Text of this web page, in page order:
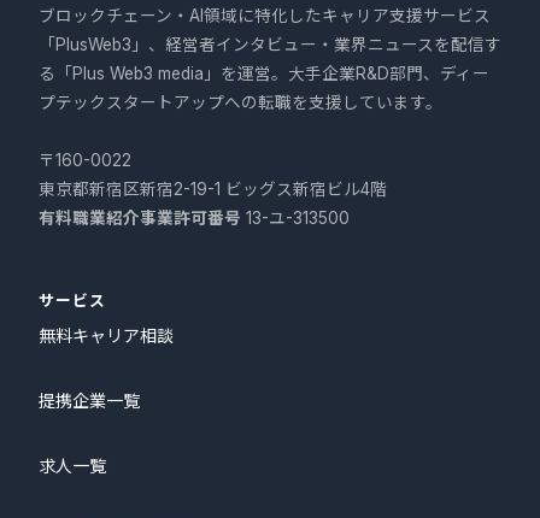
ブロックチェーン・AI領域に特化したキャリア支援サービス
「PlusWeb3」、経営者インタビュー・業界ニュースを配信す
る「Plus Web3 media」を運営。大手企業R&D部門、ディー
プテックスタートアップへの転職を支援しています。
〒160-0022
東京都新宿区新宿2-19-1 ビッグス新宿ビル4階
有料職業紹介事業許可番号 13-ユ-313500
サービス
無料キャリア相談
提携企業一覧
求人一覧